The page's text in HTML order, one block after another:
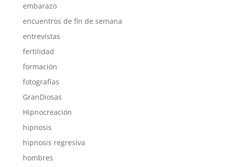
embarazo
encuentros de fin de semana
entrevistas
fertilidad
formación
fotografías
GranDiosas
Hipnocreación
hipnosis
hipnosis regresiva
hombres